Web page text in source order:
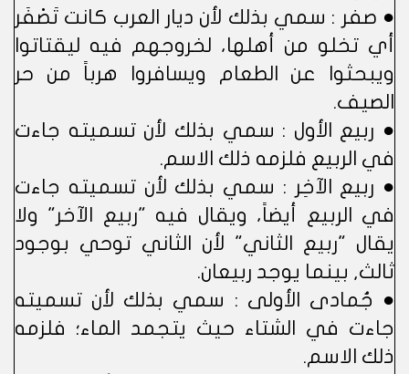
● صفر : سمي بذلك لأن ديار العرب كانت تَصْفَر
أي تخلو من أهلها، لخروجهم فيه ليقتاتوا
ويبحثوا عن الطعام ويسافروا هرباً من حر
الصيف.
● ربيع الأول : سمي بذلك لأن تسميته جاءت
في الربيع فلزمه ذلك الاسم.
● ربيع الآخِر : سمي بذلك لأن تسميته جاءت
في الربيع أيضاً، ويقال فيه "ربيع الآخر" ولا
يقال "ربيع الثاني" لأن الثاني توحي بوجود
ثالث, بينما يوجد ربيعان.
● جُمادى الأولى : سمي بذلك لأن تسميته
جاءت في الشتاء حيث يتجمد الماء؛ فلزمه
ذلك الاسم.